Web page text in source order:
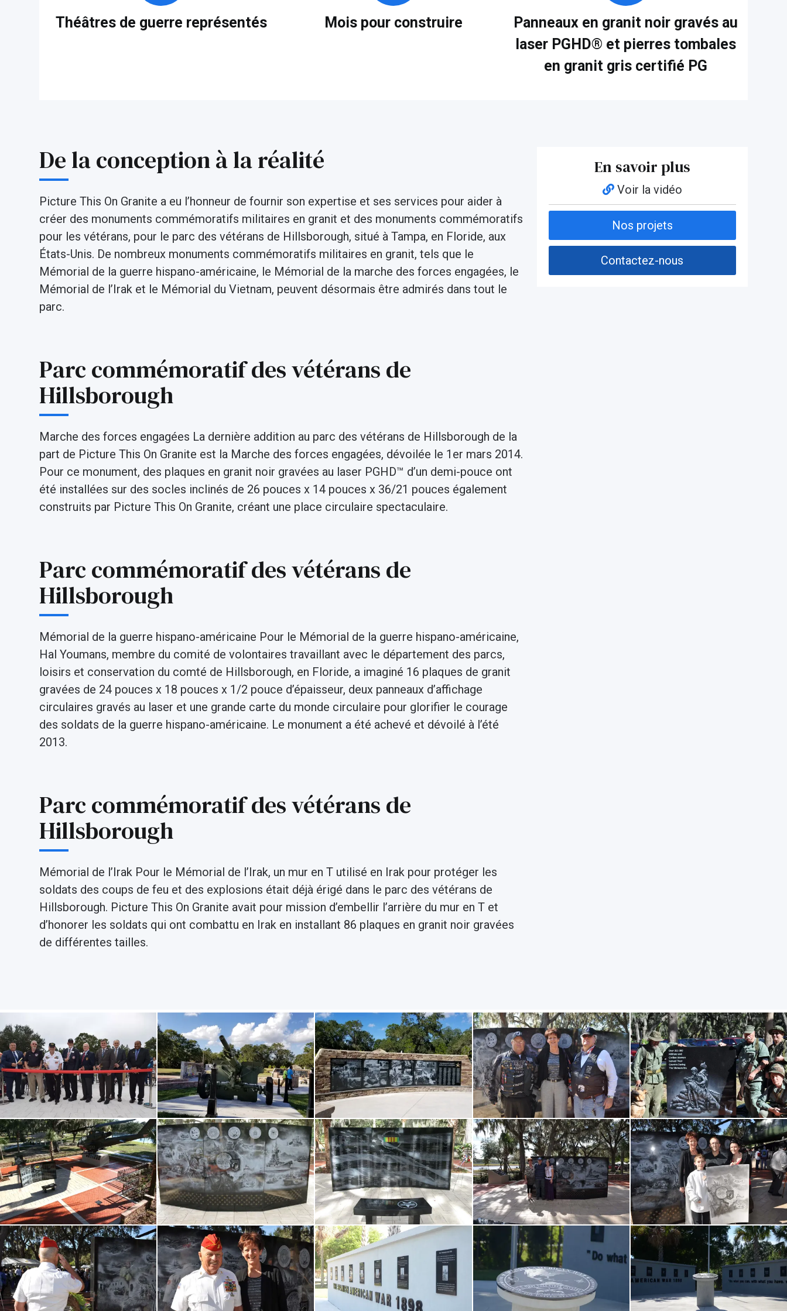
Théâtres de guerre représentés Mois pour construire
Panneaux en granit noir gravés au
laser PGHD® et pierres tombales
en granit gris certifié PG
De la conception à la réalité
Picture This On Granite a eu l’honneur de fournir son expertise et ses services pour aider à
créer des monuments commémoratifs militaires en granit et des monuments commémoratifs
pour les vétérans, pour le parc des vétérans de Hillsborough, situé à Tampa, en Floride, aux
États-Unis. De nombreux monuments commémoratifs militaires en granit, tels que le
Mémorial de la guerre hispano-américaine, le Mémorial de la marche des forces engagées, le
Mémorial de l’Irak et le Mémorial du Vietnam, peuvent désormais être admirés dans tout le
parc.
Parc commémoratif des vétérans de
Hillsborough
Marche des forces engagées La dernière addition au parc des vétérans de Hillsborough de la
part de Picture This On Granite est la Marche des forces engagées, dévoilée le 1er mars 2014.
Pour ce monument, des plaques en granit noir gravées au laser PGHD™ d’un demi-pouce ont
été installées sur des socles inclinés de 26 pouces x 14 pouces x 36/21 pouces également
construits par Picture This On Granite, créant une place circulaire spectaculaire.
Parc commémoratif des vétérans de
Hillsborough
Mémorial de la guerre hispano-américaine Pour le Mémorial de la guerre hispano-américaine,
Hal Youmans, membre du comité de volontaires travaillant avec le département des parcs,
loisirs et conservation du comté de Hillsborough, en Floride, a imaginé 16 plaques de granit
gravées de 24 pouces x 18 pouces x 1/2 pouce d’épaisseur, deux panneaux d’affichage
circulaires gravés au laser et une grande carte du monde circulaire pour glorifier le courage
des soldats de la guerre hispano-américaine. Le monument a été achevé et dévoilé à l’été
2013.
Parc commémoratif des vétérans de
Hillsborough
Mémorial de l’Irak Pour le Mémorial de l’Irak, un mur en T utilisé en Irak pour protéger les
soldats des coups de feu et des explosions était déjà érigé dans le parc des vétérans de
Hillsborough. Picture This On Granite avait pour mission d’embellir l’arrière du mur en T et
d’honorer les soldats qui ont combattu en Irak en installant 86 plaques en granit noir gravées
de différentes tailles.
En savoir plus
Voir la vidéo
Nos projets
Contactez-nous